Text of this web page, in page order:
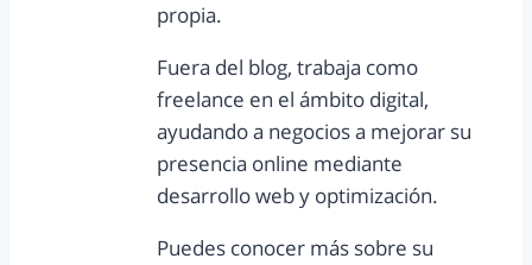
propia.
Fuera del blog, trabaja como
freelance en el ámbito digital,
ayudando a negocios a mejorar su
presencia online mediante
desarrollo web y optimización.
Puedes conocer más sobre su